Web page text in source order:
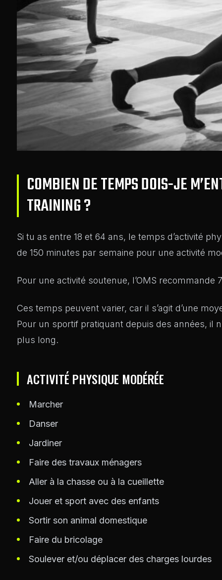
COMBIEN DE TEMPS DOIS-JE
TRAINING ?
Si tu as entre 18 et 64 ans, le temps d’activité
de 150 minutes par semaine pour une activité
Pour une activité soutenue, l’OMS recommande
Ces temps peuvent varier, car il s’agit d’une
Pour un sportif pratiquant depuis des années, il
plus long.
ACTIVITÉ PHYSIQUE MODÉRÉE
Marcher
Danser
Jardiner
Faire des travaux ménagers
Aller à la chasse ou à la cueillette
Jouer et sport avec des enfants
Sortir son animal domestique
Faire du bricolage
Soulever et/ou déplacer des charges lourdes